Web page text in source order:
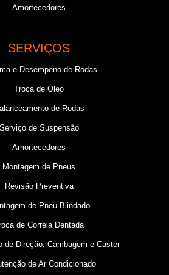
Amortecedores
SERVIÇOS
e Desempeno de Rodas
Troca de Óleo
de Rodas
Serviço de Suspensão
Amortecedores
Montagem de Pneus
Revisão Preventiva
de Pneu Blindado
de Correia Dentada
de Direção, Cambagem e Caster
de Ar Condicionado